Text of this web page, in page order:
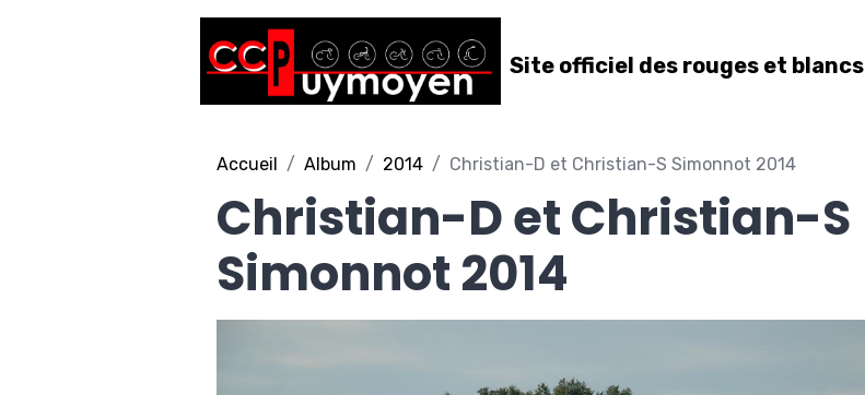
Site officiel des rouges et blancs
Accueil Album 2014 Christian-D et Christian-S Simonnot 2014
Christian-D et Christian-S
Simonnot 2014